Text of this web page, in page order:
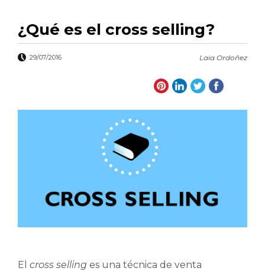
¿Qué es el cross selling?
Laia Ordoñez
29/07/2016
El cross selling es una técnica de venta